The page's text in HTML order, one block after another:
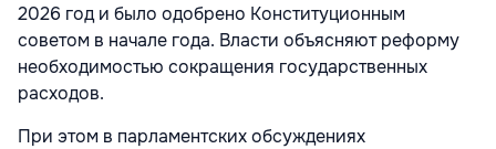
2026 год и было одобрено Конституционным
советом в начале года. Власти объясняют реформу
необходимостью сокращения государственных
расходов.
При этом в парламентских обсуждениях